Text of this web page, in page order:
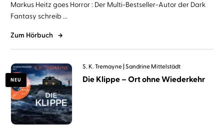
Markus Heitz goes Horror : Der Multi-Bestseller-Autor der Dark
Fantasy schreib ...
Zum Hörbuch
NEU
S. K. Tremayne Sandrine Mittelstädt
Die Klippe – Ort ohne Wiederkehr